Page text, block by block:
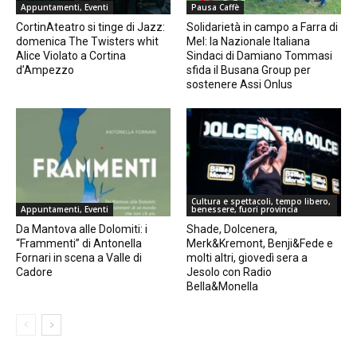
Appuntamenti, Eventi
CortinAteatro si tinge di Jazz:
domenica The Twisters whit
Alice Violato a Cortina
d’Ampezzo
Pausa Caffè
Solidarietà in campo a Farra di
Mel: la Nazionale Italiana
Sindaci di Damiano Tommasi
sfida il Busana Group per
sostenere Assi Onlus
Appuntamenti, Eventi
Da Mantova alle Dolomiti: i
“Frammenti” di Antonella
Fornari in scena a Valle di
Cadore
Cultura e spettacoli, tempo libero,
benessere, fuori provincia
Shade, Dolcenera,
Merk&Kremont, Benji&Fede e
molti altri, giovedì sera a
Jesolo con Radio
Bella&Monella